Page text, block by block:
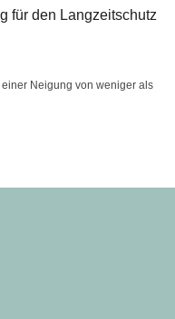
für den Langzeitschutz
Neigung von weniger als